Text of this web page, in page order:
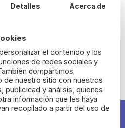
beneficios: termina tus
una cuenta
Detalles Acerca de
el contenido y los
de redes sociales y
compartimos
de nuestro sitio con nuestros
publicidad y análisis, quienes
información que les haya
recopilado a partir del uso de